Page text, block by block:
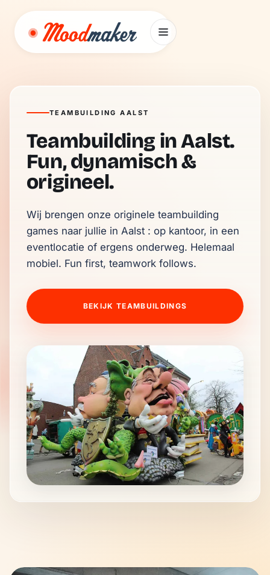
TEAMBUILDING AALST
Teambuilding in Aalst.
Fun, dynamisch &
origineel.
Wij brengen onze originele teambuilding
games naar jullie in Aalst : op kantoor, in een
eventlocatie of ergens onderweg. Helemaal
mobiel. Fun first, teamwork follows.
BEKIJK TEAMBUILDINGS